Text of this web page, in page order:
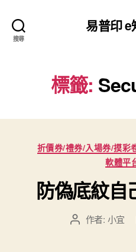
搜尋
易普印 e
標籤:
折價券/禮券/入場券/摸彩
軟體平
防偽底紋自
文 作者: 小宜